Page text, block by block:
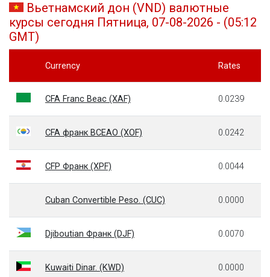
Вьетнамский дон (VND) валютные
курсы сегодня Пятница, 07-08-2026 - (05:12
GMT)
Currency Rates
CFA Franc Beac (XAF) 0.0239
CFA франк BCEAO (XOF) 0.0242
CFP Франк (XPF) 0.0044
Cuban Convertible Peso. (CUC) 0.0000
Djiboutian Франк (DJF) 0.0070
Kuwaiti Dinar. (KWD) 0.0000